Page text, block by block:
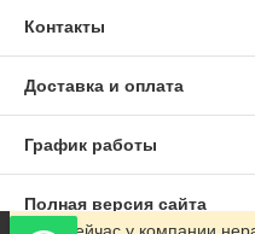
Контакты
Доставка и оплата
График работы
Полная версия сайта